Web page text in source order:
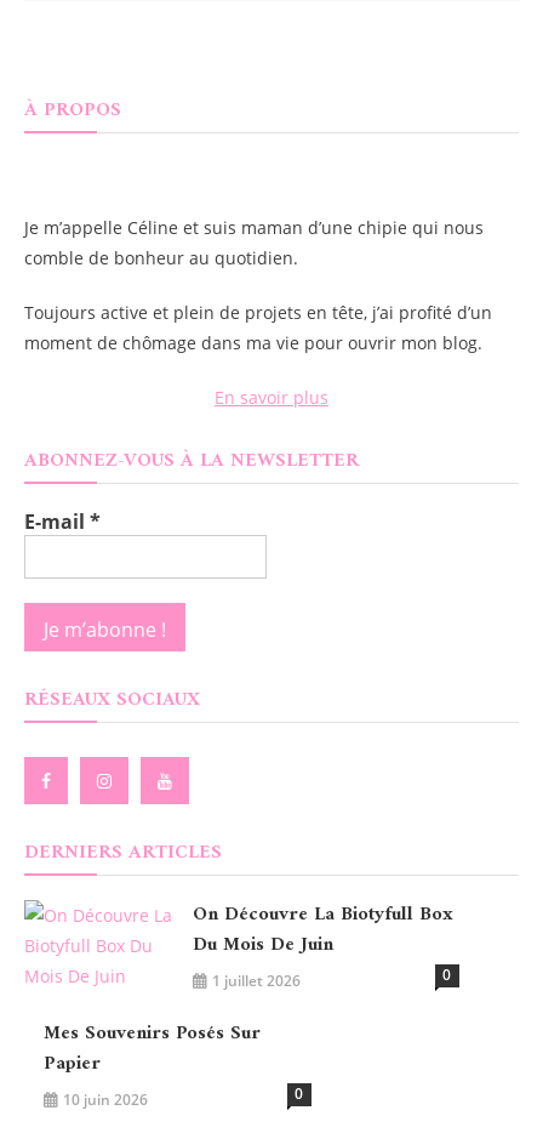
À PROPOS
Je m’appelle Céline et suis maman d’une chipie qui nous
comble de bonheur au quotidien.
Toujours active et plein de projets en tête, j’ai profité d’un
moment de chômage dans ma vie pour ouvrir mon blog.
En savoir plus
ABONNEZ-VOUS À LA NEWSLETTER
E-mail *
RÉSEAUX SOCIAUX
DERNIERS ARTICLES
On Découvre La Biotyfull Box
Du Mois De Juin
1 juillet 2026 0
Mes Souvenirs Posés Sur
Papier
10 juin 2026 0